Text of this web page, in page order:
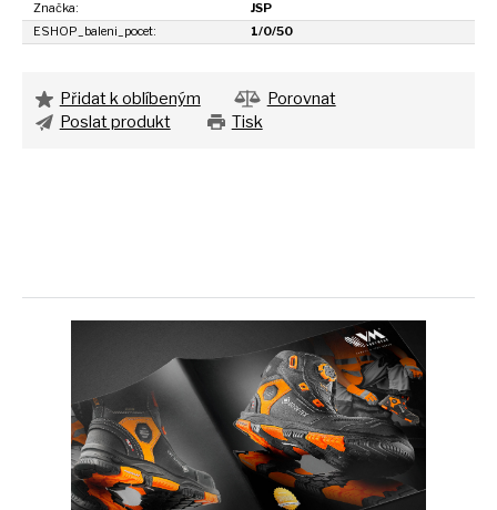
Značka:
JSP
ESHOP_baleni_pocet:
1/0/50
Přidat k oblíbeným
Porovnat
Poslat produkt
Tisk